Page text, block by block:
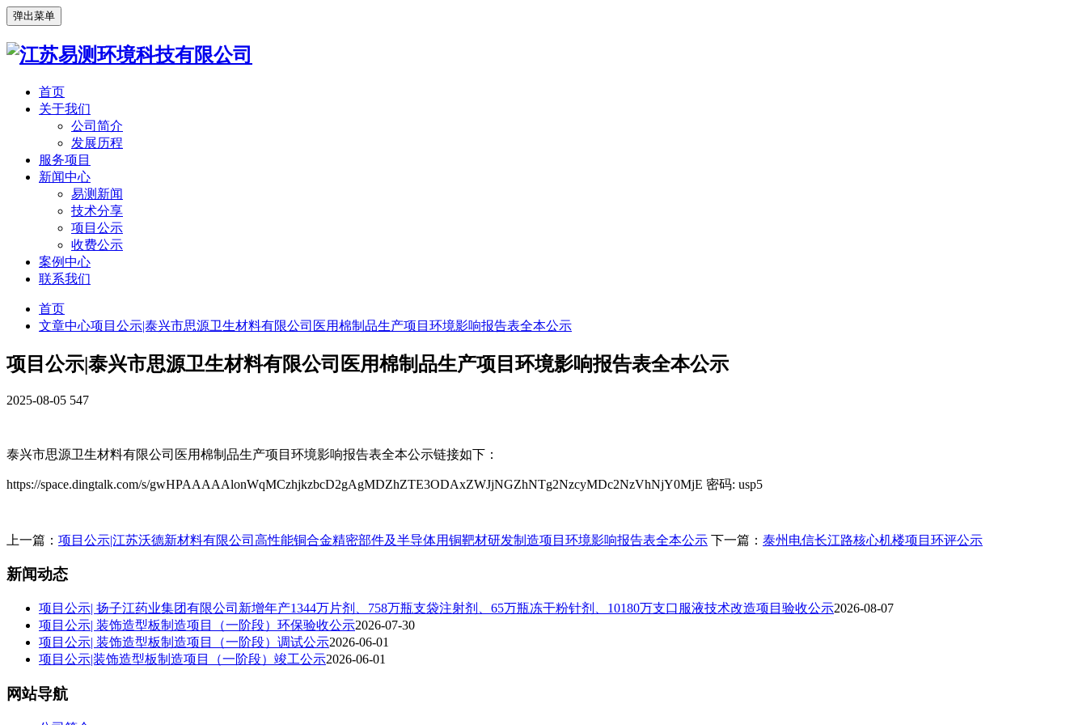
弹出菜单
首页
关于我们
公司简介
发展历程
服务项目
新闻中心
易测新闻
技术分享
项目公示
收费公示
案例中心
联系我们
首页
文章中心项目公示|泰兴市思源卫生材料有限公司医用棉制品生产项目环境影响报告表全本公示
项目公示|泰兴市思源卫生材料有限公司医用棉制品生产项目环境影响报告表全本公示
2025-08-05 547
泰兴市思源卫生材料有限公司医用棉制品生产项目环境影响报告表全本公示链接如下：
https://space.dingtalk.com/s/gwHPAAAAAlonWqMCzhjkzbcD2gAgMDZhZTE3ODAxZWJjNGZhNTg2NzcyMDc2NzVhNjY0MjE 密码: usp5
上一篇： 项目公示|江苏沃德新材料有限公司高性能铜合金精密部件及半导体用铜靶材研发制造项目环境影响报告表全本公示 下一篇： 泰州电信长江路核心机楼项目环评公示
新闻动态
项目公示| 扬子江药业集团有限公司新增年产1344万片剂、758万瓶支袋注射剂、65万瓶冻干粉针剂、10180万支口服液技术改造项目验收公示2026-08-07
项目公示| 装饰造型板制造项目（一阶段）环保验收公示2026-07-30
项目公示| 装饰造型板制造项目（一阶段）调试公示2026-06-01
项目公示|装饰造型板制造项目（一阶段）竣工公示2026-06-01
网站导航